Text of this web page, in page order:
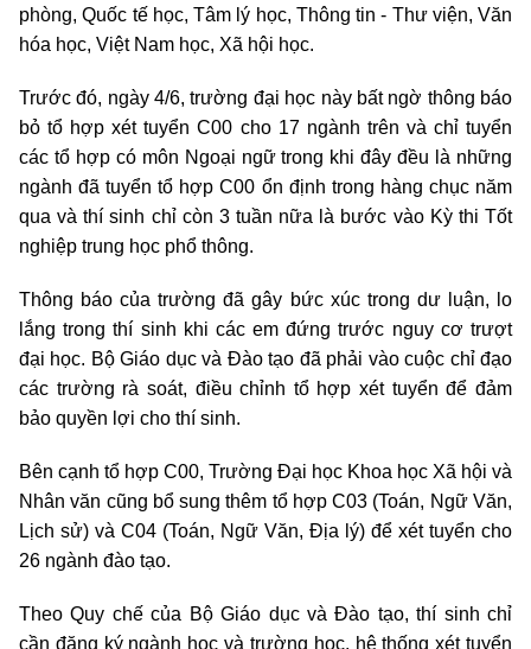
phòng, Quốc tế học, Tâm lý học, Thông tin - Thư viện, Văn
hóa học, Việt Nam học, Xã hội học.
Trước đó, ngày 4/6, trường đại học này bất ngờ thông báo
bỏ tổ hợp xét tuyển C00 cho 17 ngành trên và chỉ tuyển
các tổ hợp có môn Ngoại ngữ trong khi đây đều là những
ngành đã tuyển tổ hợp C00 ổn định trong hàng chục năm
qua và thí sinh chỉ còn 3 tuần nữa là bước vào Kỳ thi Tốt
nghiệp trung học phổ thông.
Thông báo của trường đã gây bức xúc trong dư luận, lo
lắng trong thí sinh khi các em đứng trước nguy cơ trượt
đại học. Bộ Giáo dục và Đào tạo đã phải vào cuộc chỉ đạo
các trường rà soát, điều chỉnh tổ hợp xét tuyển để đảm
bảo quyền lợi cho thí sinh.
Bên cạnh tổ hợp C00, Trường Đại học Khoa học Xã hội và
Nhân văn cũng bổ sung thêm tổ hợp C03 (Toán, Ngữ Văn,
Lịch sử) và C04 (Toán, Ngữ Văn, Địa lý) để xét tuyển cho
26 ngành đào tạo.
Theo Quy chế của Bộ Giáo dục và Đào tạo, thí sinh chỉ
cần đăng ký ngành học và trường học, hệ thống xét tuyển